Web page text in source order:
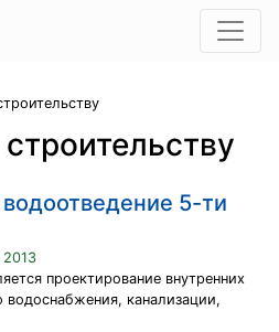
5-ти
2013
проектирование внутренних
водоснабжения, канализации,